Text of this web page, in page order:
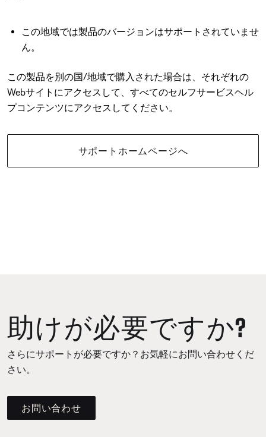
この地域では製品のバージョンはサポートされていませ
ん。
この製品を別の国/地域で購入された場合は、それぞれの
Webサイトにアクセスして、すべてのセルフサービスヘル
プコンテンツにアクセスしてください。
サポートホームページへ
助けが必要ですか?
さらにサポートが必要ですか？お気軽にお問い合わせくだ
さい。
お問い合わせ